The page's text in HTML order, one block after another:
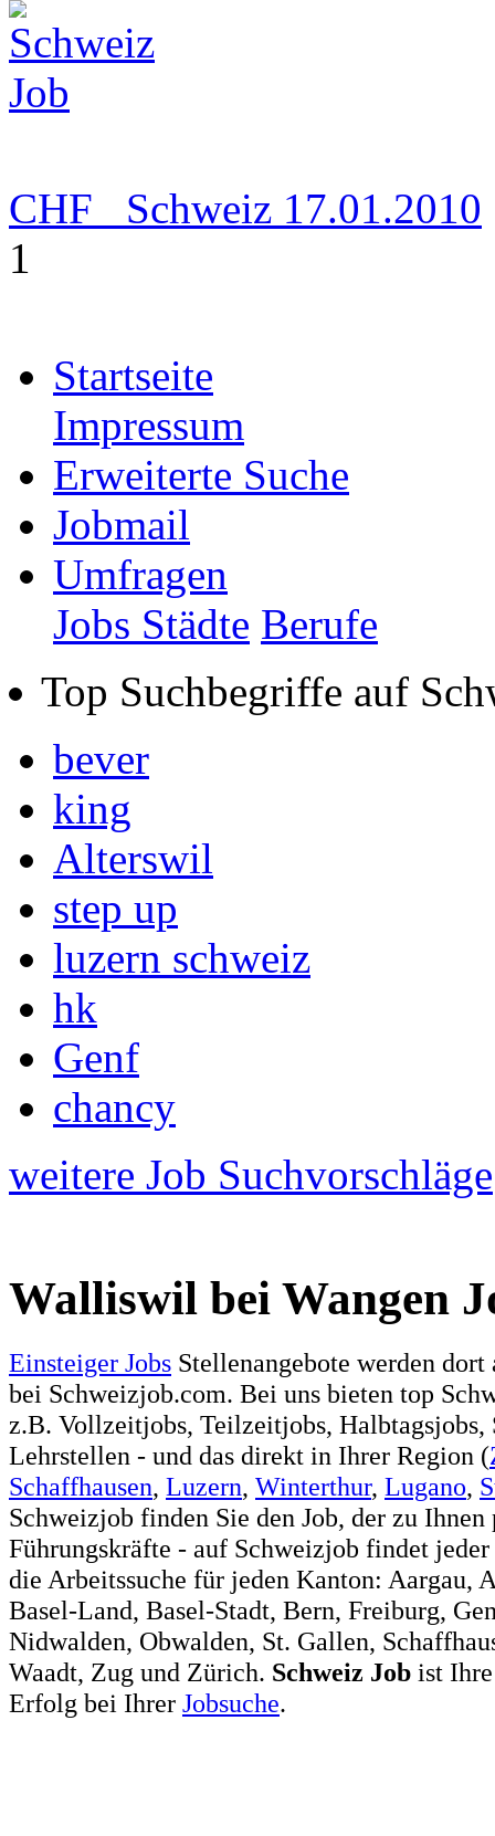
CHF Schweiz 17.01.2010
1
Startseite
Impressum
Erweiterte Suche
Jobmail
Umfragen
Jobs Städte Berufe
Top Suchbegriffe auf
bever
king
Alterswil
step up
luzern schweiz
hk
Genf
chancy
weitere Job Suchvorschläge
Walliswil bei Wangen
Einsteiger Jobs Stellenangebote werden
bei Schweizjob.com. Bei uns bieten top
z.B. Vollzeitjobs, Teilzeitjobs,
Lehrstellen - und das direkt in Ihrer Region (
Schaffhausen, Luzern, Winterthur, Lugano,
Schweizjob finden Sie den Job, der zu
Führungskräfte - auf Schweizjob findet
die Arbeitssuche für jeden Kanton: Aargau,
Basel-Land, Basel-Stadt, Bern, Freiburg,
Nidwalden, Obwalden, St. Gallen,
Waadt, Zug und Zürich. Schweiz Job ist
Erfolg bei Ihrer Jobsuche.